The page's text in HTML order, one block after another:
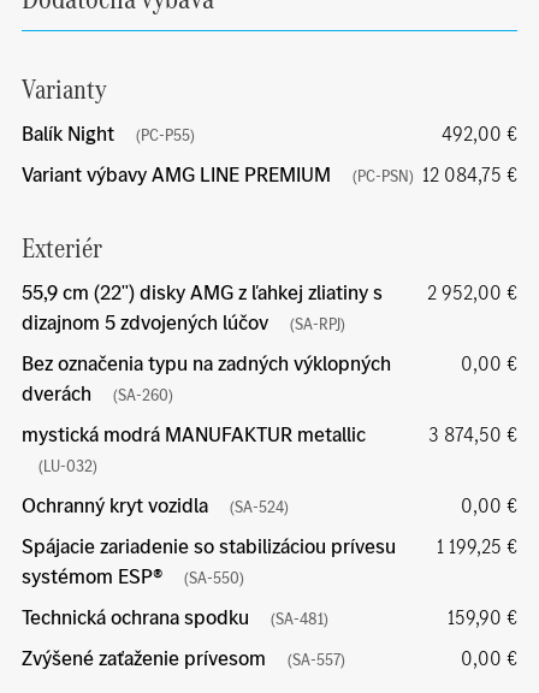
Varianty
Balík Night (PC-P55)
492,00 €
Variant výbavy AMG LINE PREMIUM
(PC-PSN) 12 084,75 €
Exteriér
55,9 cm (22") disky AMG z ľahkej zliatiny s
dizajnom 5 zdvojených lúčov
(SA-RPJ)
2 952,00 €
Bez označenia typu na zadných výklopných
dverách
(SA-260)
0,00 €
mystická modrá MANUFAKTUR metallic
(LU-032)
3 874,50 €
Ochranný kryt vozidla (SA-524)
0,00 €
Spájacie zariadenie so stabilizáciou prívesu
systémom ESP®
(SA-550)
1 199,25 €
Technická ochrana spodku (SA-481)
159,90 €
Zvýšené zaťaženie prívesom
(SA-557) 0,00 €